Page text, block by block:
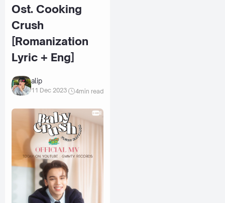
Ost. Cooking
Crush
[Romanization
Lyric + Eng]
alip
11 Dec 2023 4min read